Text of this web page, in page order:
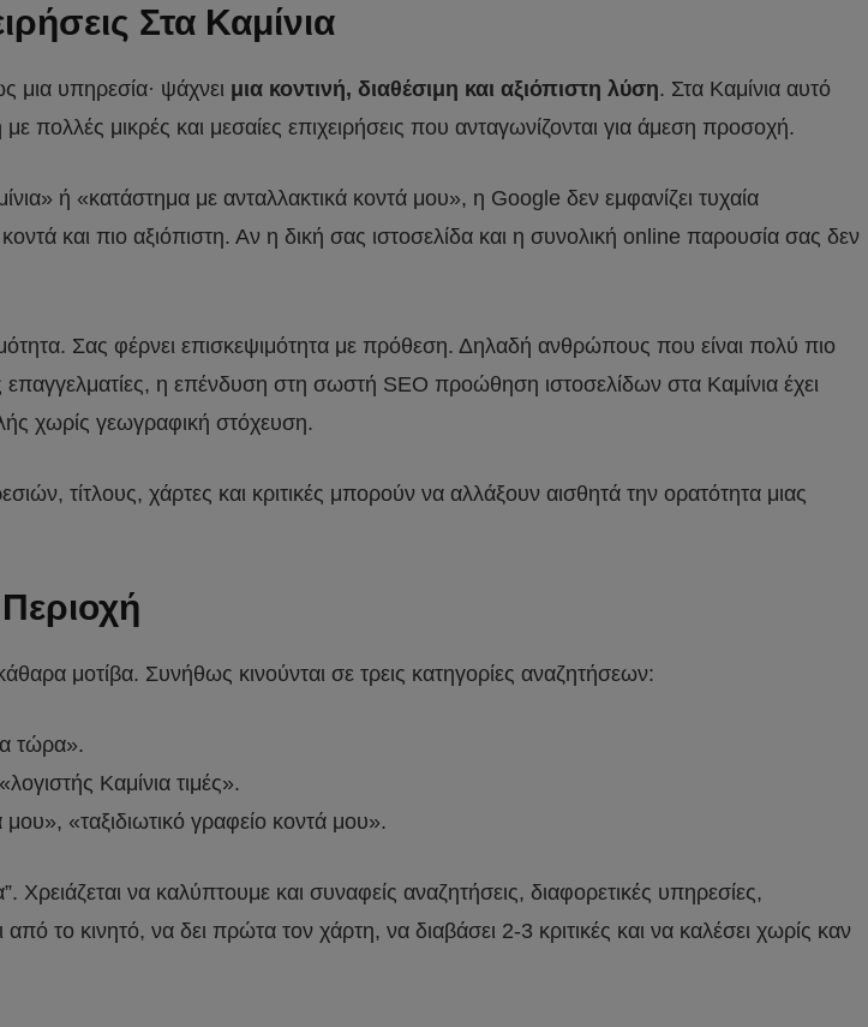
Στα Καμίνια
μια υπηρεσία· ψάχνει μια κοντινή, διαθέσιμη και αξιόπιστη λύση. Στα Καμίνια αυτό
πολλές μικρές και μεσαίες επιχειρήσεις που ανταγωνίζονται για άμεση προσοχή.
ή «κατάστημα με ανταλλακτικά κοντά μου», η Google δεν εμφανίζει τυχαία
και πιο αξιόπιστη. Αν η δική σας ιστοσελίδα και η συνολική online παρουσία σας δεν
Σας φέρνει επισκεψιμότητα με πρόθεση. Δηλαδή ανθρώπους που είναι πολύ πιο
επαγγελματίες, η επένδυση στη σωστή SEO προώθηση ιστοσελίδων στα Καμίνια έχει
χωρίς γεωγραφική στόχευση.
τίτλους, χάρτες και κριτικές μπορούν να αλλάξουν αισθητά την ορατότητα μιας
μοτίβα. Συνήθως κινούνται σε τρεις κατηγορίες αναζητήσεων:
τώρα».
Καμίνια τιμές».
«ταξιδιωτικό γραφείο κοντά μου».
Χρειάζεται να καλύπτουμε και συναφείς αναζητήσεις, διαφορετικές υπηρεσίες,
κινητό, να δει πρώτα τον χάρτη, να διαβάσει 2-3 κριτικές και να καλέσει χωρίς καν